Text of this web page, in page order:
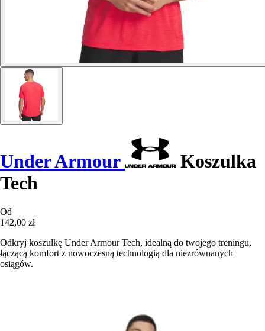
Under Armour
Koszulka
Tech
Od
142,00 zł
Odkryj koszulkę Under Armour Tech, idealną do twojego treningu,
łączącą komfort z nowoczesną technologią dla niezrównanych
osiągów.